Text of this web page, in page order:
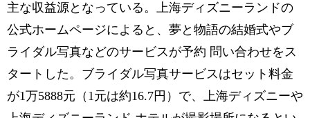
主な収益源となっている。上海ディズニーランドの
公式ホームページによると、夢と物語の結婚式やブ
ライダル写真などのサービスが予約 問い合わせをス
タートした。ブライダル写真サービスはセット料金
が1万5888元（1元は約16.7円）で、上海ディズニーや